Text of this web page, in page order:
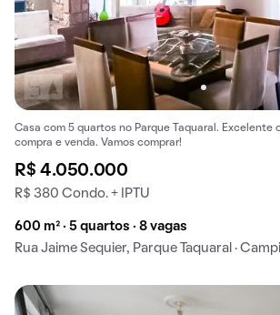
Casa com 5 quartos no Parque Taquaral. Excelente
compra e venda. Vamos comprar!
R$ 4.050.000
R$ 380 Condo. + IPTU
600 m² · 5 quartos · 8 vagas
Rua Jaime Sequier, Parque Taquaral ·